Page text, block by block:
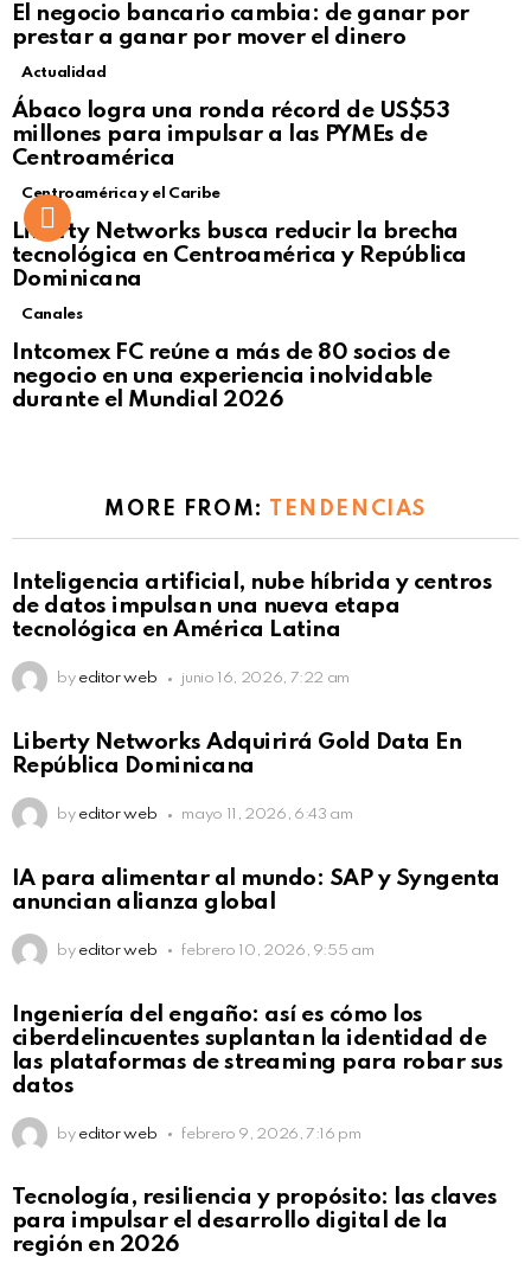
El negocio bancario cambia: de ganar por
prestar a ganar por mover el dinero
Not Safe For Work
Click to view this post
Actualidad
Ábaco logra una ronda récord de US$53
millones para impulsar a las PYMEs de
Centroamérica
Centroamérica y el Caribe
Liberty Networks busca reducir la brecha
tecnológica en Centroamérica y República
Dominicana
Canales
Intcomex FC reúne a más de 80 socios de
negocio en una experiencia inolvidable
durante el Mundial 2026
MORE FROM: TENDENCIAS
Not Safe For Work
Click to view this post
Inteligencia artificial, nube híbrida y centros
de datos impulsan una nueva etapa
tecnológica en América Latina
by editor web junio 16, 2026, 7:22 am
Click to view this post
Liberty Networks Adquirirá Gold Data En
República Dominicana
by editor web mayo 11, 2026, 6:43 am
Click to view this post
IA para alimentar al mundo: SAP y Syngenta
anuncian alianza global
by editor web febrero 10, 2026, 9:55 am
Click to view this post
Ingeniería del engaño: así es cómo los
ciberdelincuentes suplantan la identidad de
las plataformas de streaming para robar sus
datos
by editor web febrero 9, 2026, 7:16 pm
Not Safe For Work
Click to view this post
Tecnología, resiliencia y propósito: las claves
para impulsar el desarrollo digital de la
región en 2026